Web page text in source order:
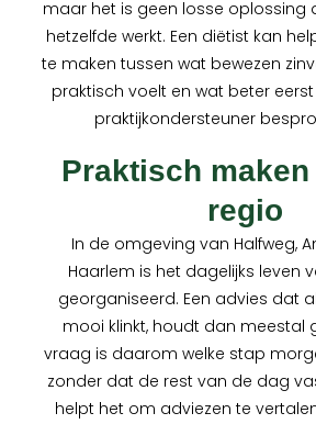
maar het is geen losse oplossing
hetzelfde werkt. Een diëtist kan
te maken tussen wat bewezen
praktisch voelt en wat beter
praktijkondersteuner
Praktisch
regio
In de omgeving van Halfweg,
Haarlem is het dagelijks leven
georganiseerd. Een advies dat
mooi klinkt, houdt dan meestal
vraag is daarom welke stap
zonder dat de rest van de dag
helpt het om adviezen te